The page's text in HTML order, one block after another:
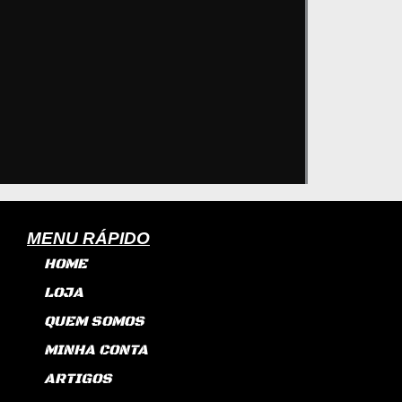
MENU RÁPIDO
HOME
LOJA
QUEM SOMOS
MINHA CONTA
ARTIGOS